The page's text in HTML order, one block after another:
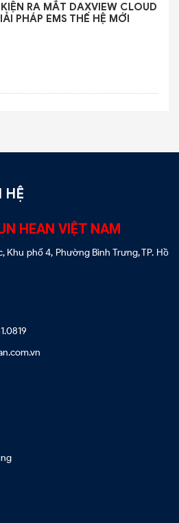
RA MẮT DAXVIEW CLOUD
PHÁP EMS THẾ HỆ MỚI
HỆ
HEAN VIỆT NAM
phố 4, Phường Bình Trưng, TP. Hồ